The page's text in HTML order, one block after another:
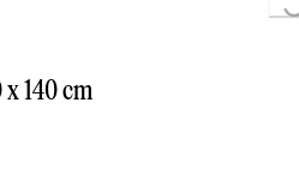
140 cm